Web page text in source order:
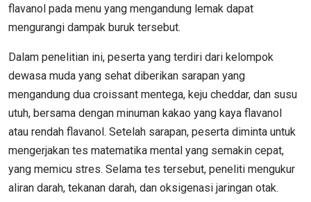
flavanol pada menu yang mengandung lemak dapat
mengurangi dampak buruk tersebut.
Dalam penelitian ini, peserta yang terdiri dari kelompok
dewasa muda yang sehat diberikan sarapan yang
mengandung dua croissant mentega, keju cheddar, dan susu
utuh, bersama dengan minuman kakao yang kaya flavanol
atau rendah flavanol. Setelah sarapan, peserta diminta untuk
mengerjakan tes matematika mental yang semakin cepat,
yang memicu stres. Selama tes tersebut, peneliti mengukur
aliran darah, tekanan darah, dan oksigenasi jaringan otak.